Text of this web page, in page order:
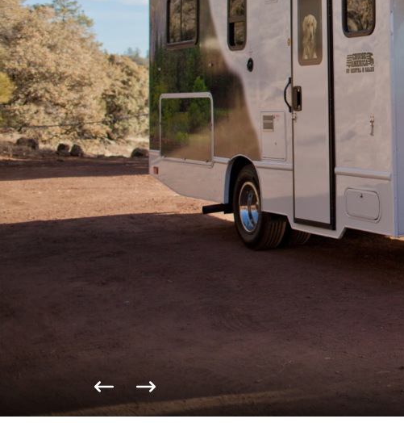
Vorige fotoVolgende foto